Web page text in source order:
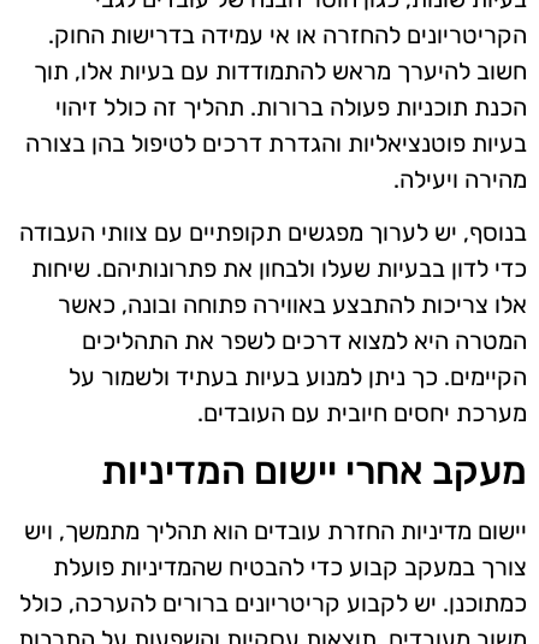
הקריטריונים להחזרה או אי עמידה בדרישות החוק.
חשוב להיערך מראש להתמודדות עם בעיות אלו, תוך
הכנת תוכניות פעולה ברורות. תהליך זה כולל זיהוי
בעיות פוטנציאליות והגדרת דרכים לטיפול בהן בצורה
מהירה ויעילה.
בנוסף, יש לערוך מפגשים תקופתיים עם צוותי העבודה
כדי לדון בבעיות שעלו ולבחון את פתרונותיהם. שיחות
אלו צריכות להתבצע באווירה פתוחה ובונה, כאשר
המטרה היא למצוא דרכים לשפר את התהליכים
הקיימים. כך ניתן למנוע בעיות בעתיד ולשמור על
מערכת יחסים חיובית עם העובדים.
מעקב אחרי יישום המדיניות
יישום מדיניות החזרת עובדים הוא תהליך מתמשך, ויש
צורך במעקב קבוע כדי להבטיח שהמדיניות פועלת
כמתוכנן. יש לקבוע קריטריונים ברורים להערכה, כולל